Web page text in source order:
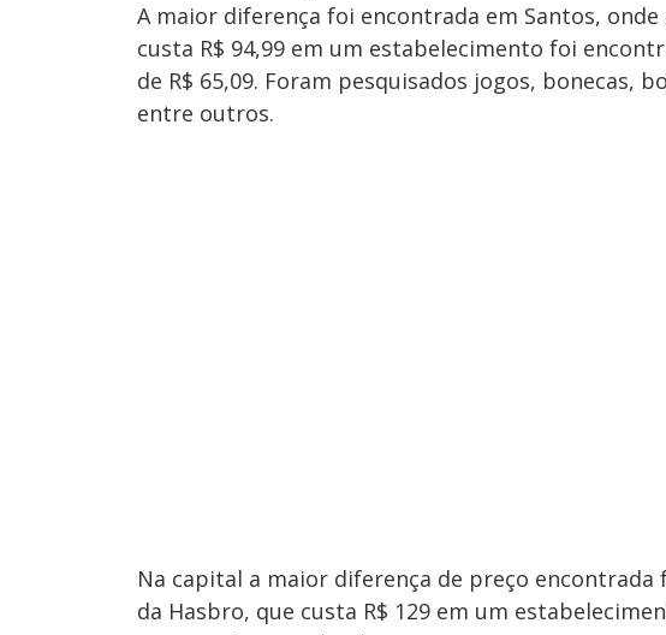
A maior diferença foi encontrada em Santos,
custa R$ 94,99 em um estabelecimento foi
de R$ 65,09. Foram pesquisados jogos, bonecas,
entre outros.
Na capital a maior diferença de preço encontrada
da Hasbro, que custa R$ 129 em um